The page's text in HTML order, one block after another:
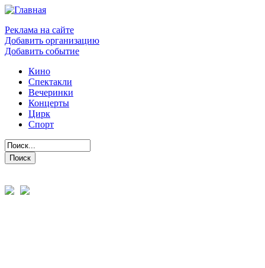
Реклама на сайте
Добавить организацию
Добавить событие
Кино
Спектакли
Вечеринки
Концерты
Цирк
Спорт